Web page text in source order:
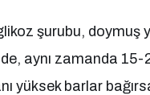
şurubu, doymuş
aynı zamanda
yüksek barlar